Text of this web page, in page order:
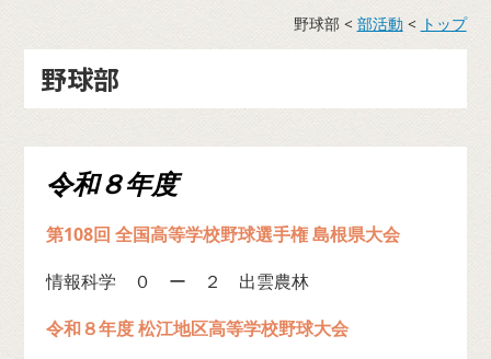
野球部 < 部活動 < トップ
野球部
令和８年度
第108回 全国高等学校野球選手権 島根県大会
情報科学 ０ ー ２ 出雲農林
令和８年度 松江地区高等学校野球大会